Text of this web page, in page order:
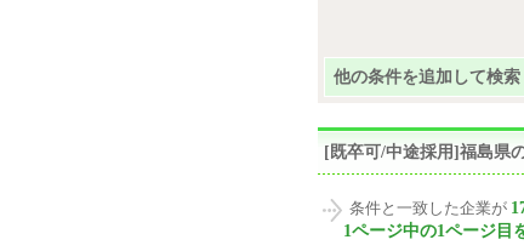
他の条件を追加して検索
[既卒可/中途採用]福島県
条件と一致した企業が
1ページ中の1ページ目